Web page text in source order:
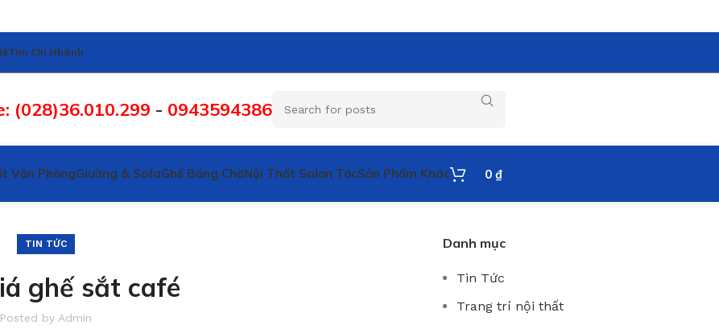
Tìm Chi Nhánh
(028)36.010.299 - 0943594386
Văn PhòngGiường & SofaGhế Băng ChờNội Thất Salon TócSản Phẩm Khác 0 ₫
TIN TỨC
ghế sắt café
Posted by Admin
Danh mục
Tin Tức
Trang trí nội thất